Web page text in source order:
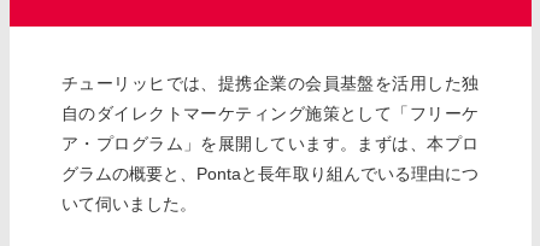
チューリッヒでは、提携企業の会員基盤を活用した独
自のダイレクトマーケティング施策として「フリーケ
ア・プログラム」を展開しています。まずは、本プロ
グラムの概要と、Pontaと長年取り組んでいる理由につ
いて伺いました。